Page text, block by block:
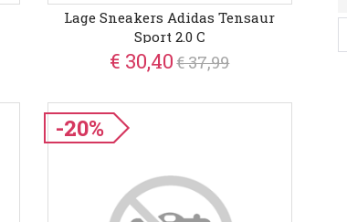
Lage Sneakers Adidas Tensaur
Sport 2.0 C
€ 30,40€ 37,99
-20%